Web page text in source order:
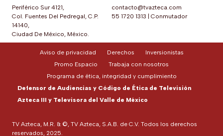
Periférico Sur 4121,
Col. Fuentes Del Pedregal, C.P.
14140,
Ciudad De México, México.
contacto@tvazteca.com
55 1720 1313 | Conmutador
TV Azteca, M.R. & ©, TV Azteca, S.A.B. de C.V. Todos los derechos
reservados, 2025.
Aviso de privacidad Derechos
Inversionistas
Promo Espacio
Trabaja con nosotros
Programa de ética, integridad y cumplimiento
Defensor de Audiencias y Código de Ética de Televisión
Azteca III y Televisora del Valle de México